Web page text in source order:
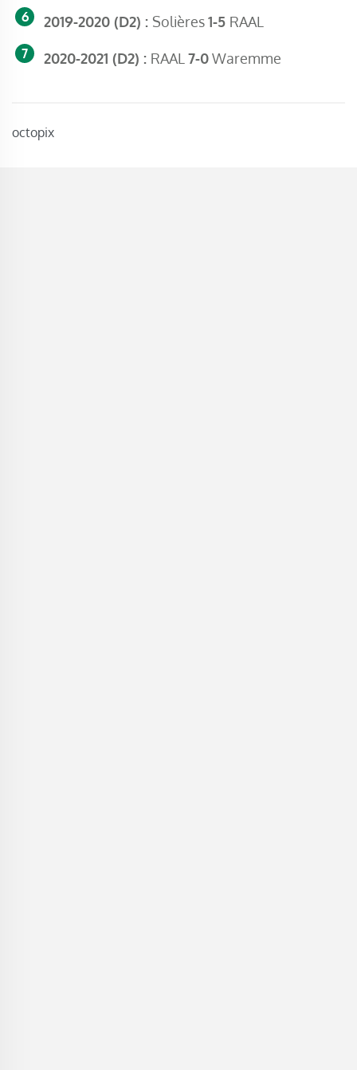
octopix
2019-2020 (D2) : Solières1-5 RAAL
2020-2021 (D2) : RAAL 7-0Waremme